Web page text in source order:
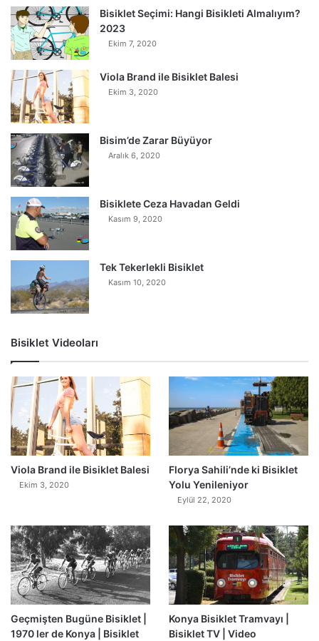
Bisiklet Seçimi: Hangi Bisikleti Almalıyım?
2023
Ekim 7, 2020
Viola Brand ile Bisiklet Balesi
Ekim 3, 2020
Bisim’de Zarar Büyüyor
Aralık 6, 2020
Bisiklete Ceza Havadan Geldi
Kasım 9, 2020
Tek Tekerlekli Bisiklet
Kasım 10, 2020
Bisiklet Videoları
Viola Brand ile Bisiklet Balesi
Ekim 3, 2020
Florya Sahili’nde ki Bisiklet
Yolu Yenileniyor
Eylül 22, 2020
Geçmişten Bugüne Bisiklet |
1970 ler de Konya | Bisiklet
Konya Bisiklet Tramvayı |
Bisiklet TV | Video